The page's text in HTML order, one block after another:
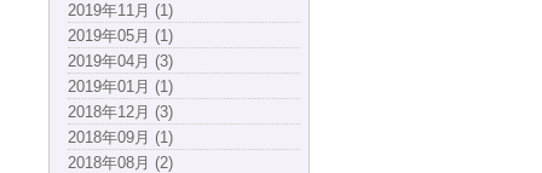
2019年11月 (1)
2019年05月 (1)
2019年04月 (3)
2019年01月 (1)
2018年12月 (3)
2018年09月 (1)
2018年08月 (2)